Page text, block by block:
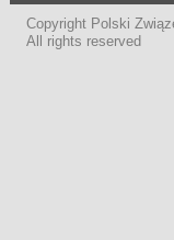
Copyright Polski
All rights reserved